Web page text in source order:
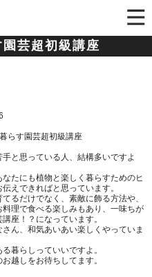
園芸超初級講座
らす園芸超初級講座
手と思っている人、結構多いですよ
なたにも植物と楽しく暮らすためのヒ
伝えできればと思っています。
るだけでなく、素敵に飾る方法や、
料理で食べる楽しみもあり、一味ちが
講座！？になっています。
さん、和気あいあい楽しくやっていま
暮らしっていいですよ。
越しをお待ちしてます。